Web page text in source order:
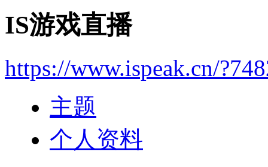
IS游戏直播
https://www.ispeak.cn/
主题
个人资料